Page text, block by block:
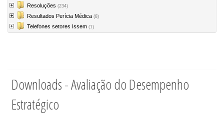
Resoluções (234)
Resultados Perícia Médica (8)
Telefones setores Issem (1)
Downloads - Avaliação do Desempenho
Estratégico